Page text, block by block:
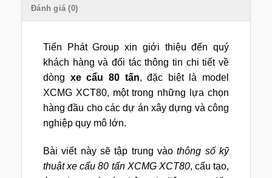
Đánh giá (0)
Tiến Phát Group xin giới thiệu đến quý
khách hàng và đối tác thông tin chi tiết về
dòng xe cẩu 80 tấn, đặc biệt là model
XCMG XCT80, một trong những lựa chọn
hàng đầu cho các dự án xây dựng và công
nghiệp quy mô lớn.
Bài viết này sẽ tập trung vàothông số kỹ
thuật xe cẩu 80 tấn XCMG XCT80, cấu tạo,